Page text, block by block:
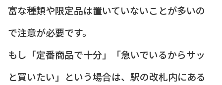
富な種類や限定品は置いていないことが多いの
で注意が必要です。
もし「定番商品で十分」「急いでいるからサッ
と買いたい」という場合は、駅の改札内にある